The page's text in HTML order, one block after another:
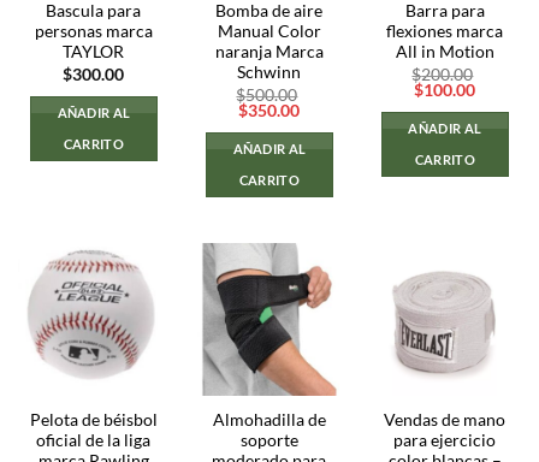
Bascula para
personas marca
TAYLOR
$300.00
AÑADIR AL
CARRITO
Bomba de aire
Manual Color
naranja Marca
Schwinn
$500.00
El
original
era:
$500.00.
$350.00El
actual
es:
AÑADIR AL
CARRITO
Barra para
flexiones marca
All in Motion
$200.00
El
original
era:
$200.00.
$100.00El
actual
es:
AÑADIR AL
CARRITO
Pelota de béisbol
oficial de la liga
Almohadilla de
soporte
Vendas de mano
para ejercicio